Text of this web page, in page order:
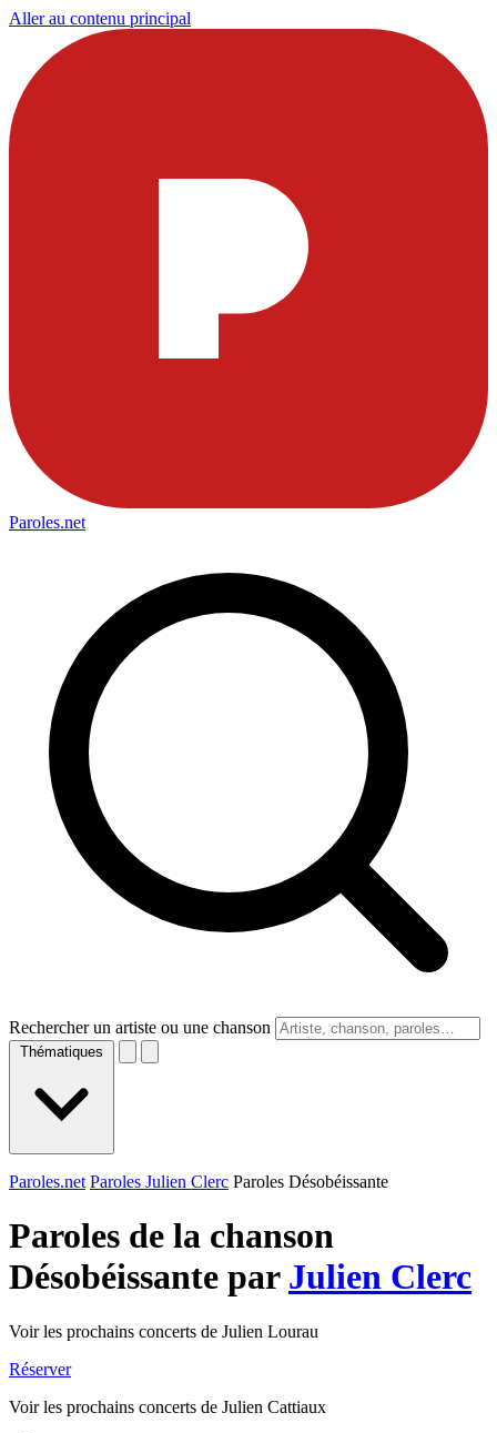
Aller au contenu principal
Paroles.net
Rechercher un artiste ou une chanson
Thématiques
Paroles.net Paroles Julien Clerc Paroles Désobéissante
Paroles de la chanson
Désobéissante par Julien Clerc
Voir les prochains concerts de Julien Lourau
Réserver
Voir les prochains concerts de Julien Cattiaux